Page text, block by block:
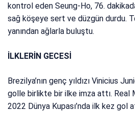
kontrol eden Seung-Ho, 76.
sağ köşeye sert ve düzgün durdu.
yanından ağlarla buluştu.
İLKLERİN GECESİ
Brezilya’nın genç yıldızı Vinicius
golle birlikte bir ilke imza attı. Real
2022 Dünya Kupası’nda ilk kez gol